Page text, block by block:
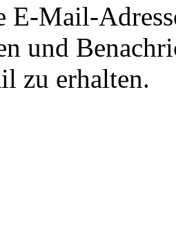
E-Mail-
und
zu erhalten.